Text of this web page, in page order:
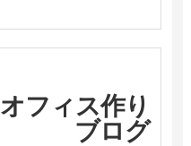
オフィス作り
ブログ